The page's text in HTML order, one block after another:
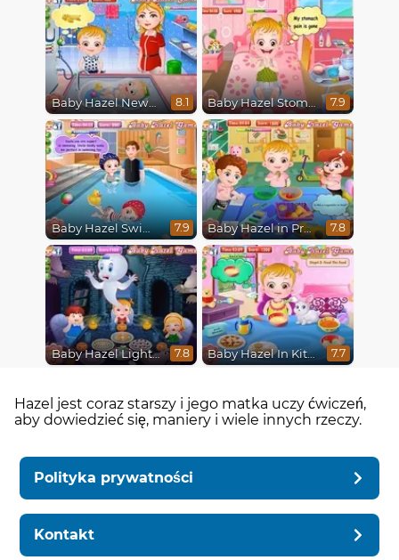
Baby Hazel Newborn Vaccination 8.1 Baby Hazel Stomach Care 7.9
Baby Hazel Swimming 7.9 Baby Hazel in Preschool 7.8
Baby Hazel Lighthouse Adventure 7.8 Baby Hazel In Kitchen 7.7
Hazel jest coraz starszy i jego matka uczy ćwiczeń,
aby dowiedzieć się, maniery i wiele innych rzeczy.
Polityka prywatności
Kontakt